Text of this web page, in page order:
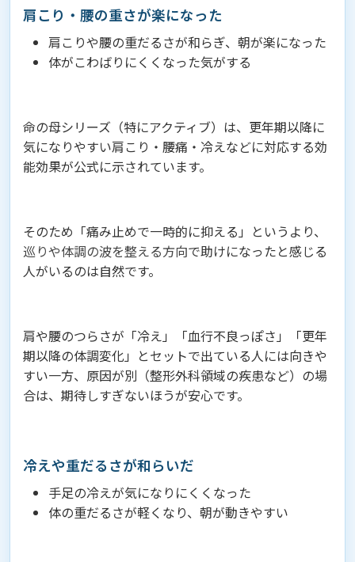
肩こり・腰の重さが楽になった
肩こりや腰の重だるさが和らぎ、朝が楽になった
体がこわばりにくくなった気がする
命の母シリーズ（特にアクティブ）は、更年期以降に
気になりやすい肩こり・腰痛・冷えなどに対応する効
能効果が公式に示されています。
そのため「痛み止めで一時的に抑える」というより、
巡りや体調の波を整える方向で助けになったと感じる
人がいるのは自然です。
肩や腰のつらさが「冷え」「血行不良っぽさ」「更年
期以降の体調変化」とセットで出ている人には向きや
すい一方、原因が別（整形外科領域の疾患など）の場
合は、期待しすぎないほうが安心です。
冷えや重だるさが和らいだ
手足の冷えが気になりにくくなった
体の重だるさが軽くなり、朝が動きやすい